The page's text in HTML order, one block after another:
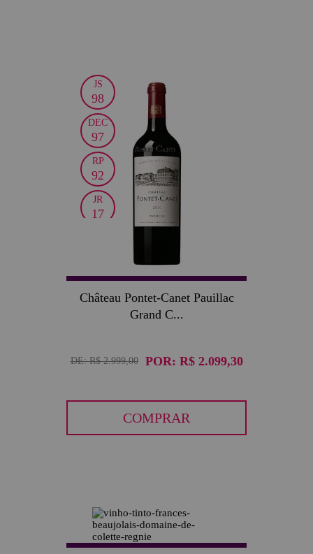
JS
98
DEC
97
RP
92
JR
17
Château Pontet-Canet Pauillac
Grand C...
DE:R$ 2.999,00 POR: R$ 2.099,30
COMPRAR